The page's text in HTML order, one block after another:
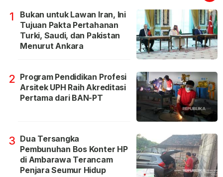
1
Bukan untuk Lawan Iran, Ini
Tujuan Pakta Pertahanan
Turki, Saudi, dan Pakistan
Menurut Ankara
2 Program Pendidikan Profesi
Arsitek UPH Raih Akreditasi
Pertama dari BAN-PT
3 Dua Tersangka
Pembunuhan Bos Konter HP
di Ambarawa Terancam
Penjara Seumur Hidup